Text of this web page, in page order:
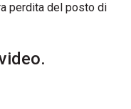
perdita del posto di